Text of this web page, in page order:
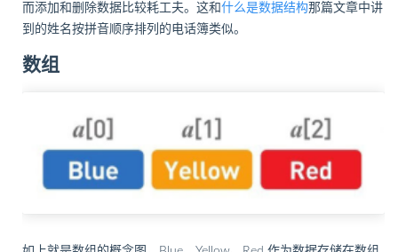
而添加和删除数据比较耗工夫。这和什么是数据结构那篇文章中讲
到的姓名按拼音顺序排列的电话簿类似。
数组